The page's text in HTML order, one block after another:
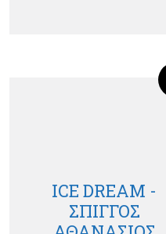
ICE DREAM -
ΣΠΙΓΓΟΣ